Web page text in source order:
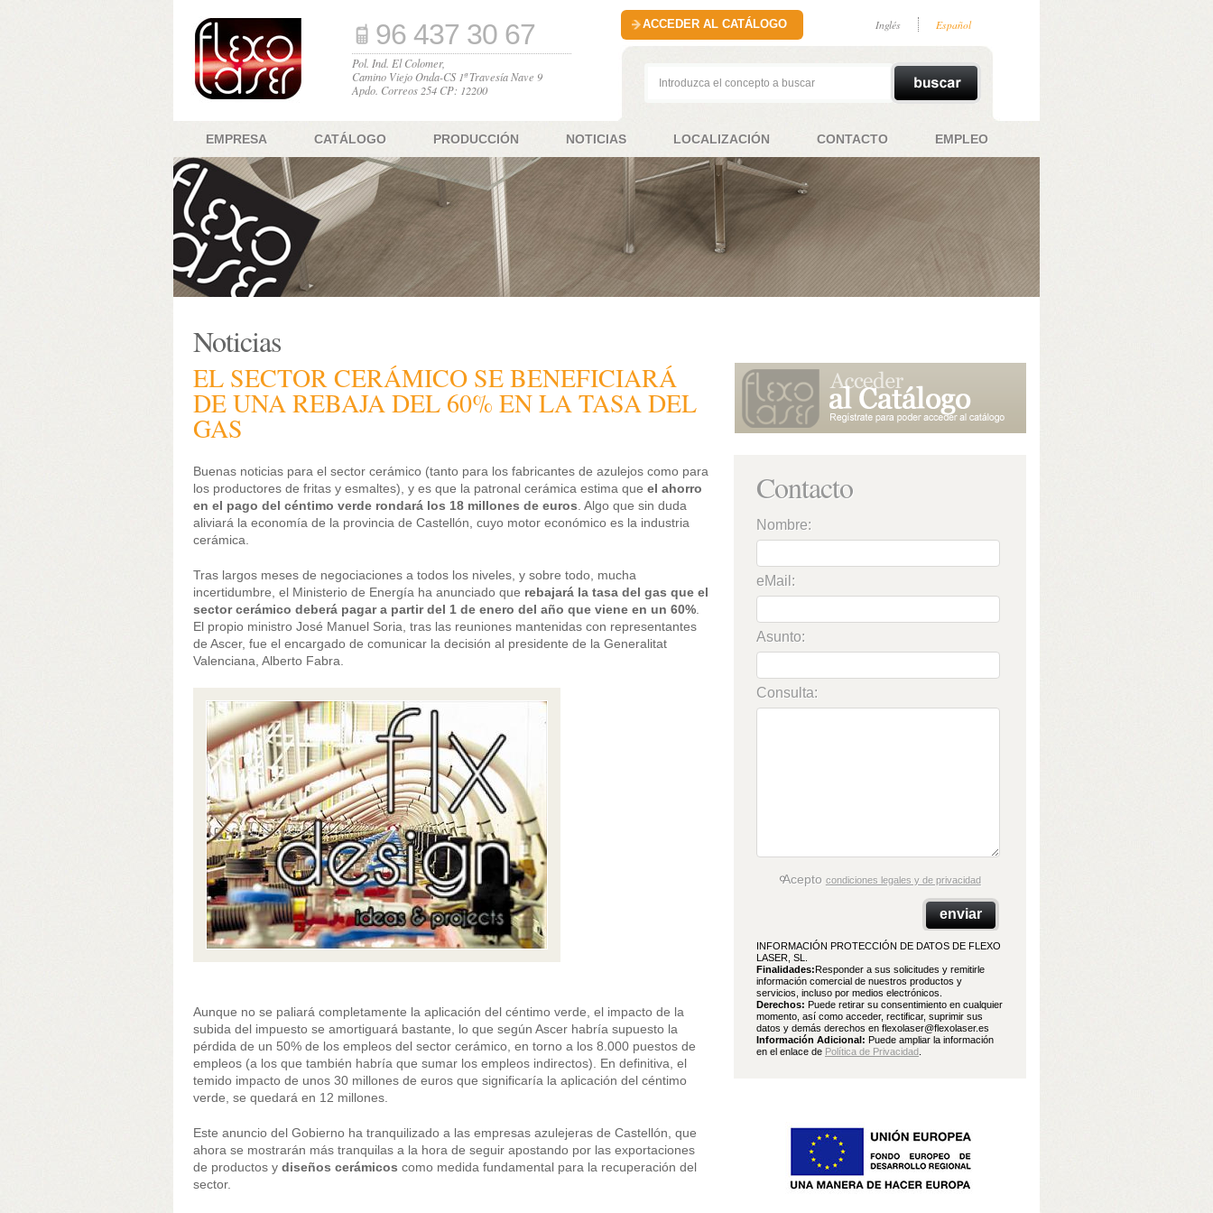
ACCEDER AL CATÁLOGO
96 437 30 67
Pol. Ind. El Colomer,
Camino Viejo Onda-CS 1ª Travesía Nave 9
Apdo. Correos 254 CP: 12200
Inglés Español
EMPRESA CATÁLOGO PRODUCCIÓN NOTICIAS LOCALIZACIÓN CONTACTO EMPLEO
Noticias
EL SECTOR CERÁMICO SE BENEFICIARÁ
DE UNA REBAJA DEL 60% EN LA TASA DEL
GAS
Buenas noticias para el sector cerámico (tanto para los fabricantes de azulejos como para
los productores de fritas y esmaltes), y es que la patronal cerámica estima que el ahorro
en el pago del céntimo verde rondará los 18 millones de euros . Algo que sin duda
aliviará la economía de la provincia de Castellón, cuyo motor económico es la industria
cerámica.
Tras largos meses de negociaciones a todos los niveles, y sobre todo, mucha
incertidumbre, el Ministerio de Energía ha anunciado que rebajará la tasa del gas que el
sector cerámico deberá pagar a partir del 1 de enero del año que viene en un 60%
El propio ministro José Manuel Soria, tras las reuniones mantenidas con representantes
de Ascer, fue el encargado de comunicar la decisión al presidente de la Generalitat
Valenciana, Alberto Fabra.
Aunque no se paliará completamente la aplicación del céntimo verde, el impacto de la
subida del impuesto se amortiguará bastante, lo que según Ascer habría supuesto la
pérdida de un 50% de los empleos del sector cerámico, en torno a los 8.000 puestos de
empleos (a los que también habría que sumar los empleos indirectos). En definitiva, el
temido impacto de unos 30 millones de euros que significaría la aplicación del céntimo
verde, se quedará en 12 millones.
Este anuncio del Gobierno ha tranquilizado a las empresas azulejeras de Castellón, que
ahora se mostrarán más tranquilas a la hora de seguir apostando por las exportaciones
de productos y diseños cerámicos como medida fundamental para la recuperación del
sector.
Contacto
Nombre:
eMail:
Asunto:
Consulta:
Acepto condiciones legales y de privacidad
INFORMACIÓN PROTECCIÓN DE DATOS DE FLEXO
LASER, SL.
Finalidades:Responder a sus solicitudes y remitirle
información comercial de nuestros productos y
servicios, incluso por medios electrónicos.
Derechos: Puede retirar su consentimiento en cualquier
momento, así como acceder, rectificar, suprimir sus
datos y demás derechos en flexolaser@flexolaser.es
Información Adicional: Puede ampliar la información
en el enlace de Política de Privacidad